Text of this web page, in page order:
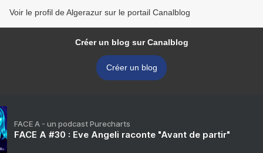
Voir le profil de Algerazur sur le portail Canalblog
Créer un blog sur Canalblog
Créer un blog
FACE A - un podcast Purecharts
FACE A #30 : Eve Angeli raconte "Avant de partir"